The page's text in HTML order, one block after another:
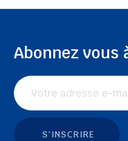
Abonnez
S'INSCRIRE